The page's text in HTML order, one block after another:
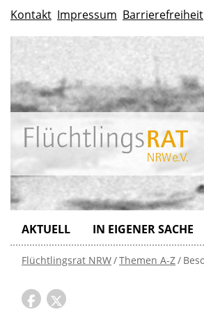
Kontakt Impressum Barrierefreiheit
AKTUELL IN EIGENER SACHE
Flüchtlingsrat NRW Themen A-Z